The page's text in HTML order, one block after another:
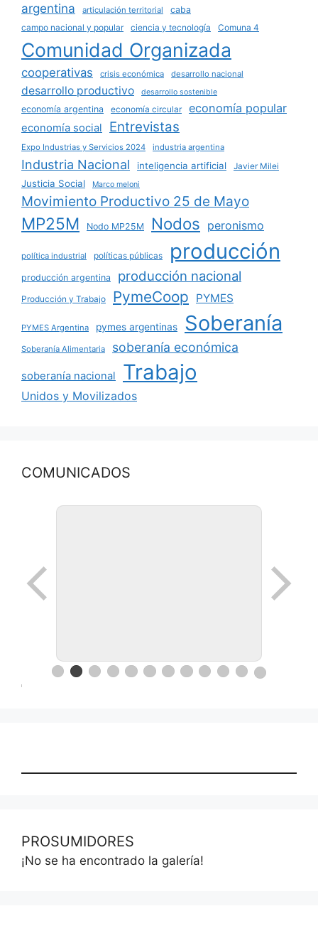
argentina articulación territorial
caba
campo nacional y popular
ciencia y tecnología Comuna 4
Comunidad Organizada
cooperativas crisis económica desarrollo nacional
desarrollo productivo desarrollo sostenible
economía argentina economía circular economía popular
economía social Entrevistas
Expo Industrias y Servicios 2024 industria argentina
Industria Nacional inteligencia artificial Javier Milei
Justicia Social Marco meloni
Movimiento Productivo 25 de Mayo
MP25M Nodo MP25M Nodos peronismo
política industrial políticas públicas producción
producción argentina producción nacional
Producción y Trabajo PymeCoop PYMES
PYMES Argentina pymes argentinas Soberanía
Soberanía Alimentaria soberanía económica
soberanía nacional Trabajo
Unidos y Movilizados
COMUNICADOS
PROSUMIDORES
¡No se ha encontrado la galería!